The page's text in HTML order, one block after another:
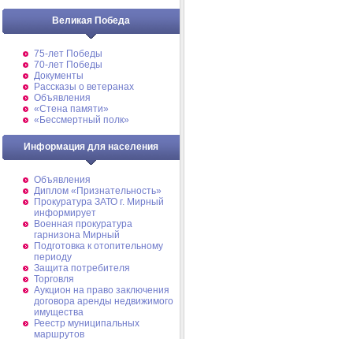
Великая Победа
75-лет Победы
70-лет Победы
Документы
Рассказы о ветеранах
Объявления
«Стена памяти»
«Бессмертный полк»
Информация для населения
Объявления
Диплом «Признательность»
Прокуратура ЗАТО г. Мирный
информирует
Военная прокуратура
гарнизона Мирный
Подготовка к отопительному
периоду
Защита потребителя
Торговля
Аукцион на право заключения
договора аренды недвижимого
имущества
Реестр муниципальных
маршрутов